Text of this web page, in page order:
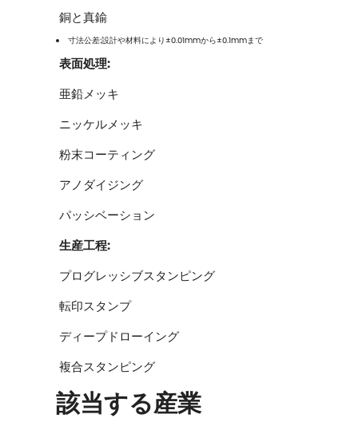
銅と真鍮
寸法公差:設計や材料により±0.01mmから±0.1mmまで
表面処理:
亜鉛メッキ
ニッケルメッキ
粉末コーティング
アノダイジング
パッシベーション
生産工程:
プログレッシブスタンピング
転印スタンプ
ディープドローイング
複合スタンピング
該当する産業